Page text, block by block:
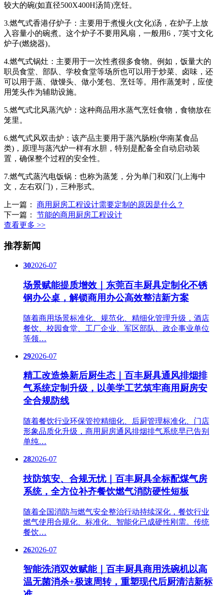
较大的碗(如直径500X400H汤筒)烹饪。
3.燃气式香港仔炉子：主要用于煮慢火(文化)汤，在炉子上放
入容量小的碗煮。这个炉子不要用风扇，一般用6，7英寸文化
炉子(燃烧器)。
4.燃气式锅灶：主要用于一次性煮很多食物。例如，饭量大的
职员食堂、部队、学校食堂等场所也可以用于炒菜、卤味，还
可以用于蒸、做馒头、做小笼包、烹饪等。用作蒸笼时，应使
用笼头作为辅助设施。
5.燃气式北风蒸汽炉：这种商品用水蒸气烹饪食物，食物放在
笼里。
6.燃气式风双击炉：该产品主要用于蒸汽肠粉(华南某食品
类)，原理与蒸汽炉一样有水胆，特别是配备全自动启动装
置，确保整个过程的安全性。
7.燃气式蒸汽电饭锅：也称为蒸笼，分为单门和双门(上海中
文，左右双门)，三种形式。
上一篇： 商用厨房工程设计需要定制的原因是什么？
下一篇： 节能的商用厨房工程设计
查看更多 >>
推荐新闻
302026-07
场景赋能提质增效｜东莞百丰厨具定制化不锈
钢办公桌，解锁商用办公高效整洁新方案
随着商用场景标准化、规范化、精细化管理升级，酒店
餐饮、校园食堂、工厂企业、军区部队、政企事业单位
等领…
292026-07
精工改造焕新后厨生态｜百丰厨具通风排烟排
气系统定制升级，以美学工艺筑牢商用厨房安
全合规防线
随着餐饮行业环保管控精细化、后厨管理标准化、门店
形象品质化升级，商用厨房通风排烟排气系统早已告别
单纯…
282026-07
技防筑安、合规无忧｜百丰厨具全标配煤气房
系统，全方位补齐餐饮燃气消防硬性短板
随着全国消防与燃气安全整治行动持续深化，餐饮行业
燃气使用合规化、标准化、智能化已成硬性刚需。传统
餐饮…
262026-07
智能洗消双效赋能｜百丰厨具商用洗碗机以高
温无菌消杀+极速周转，重塑现代后厨清洁新标